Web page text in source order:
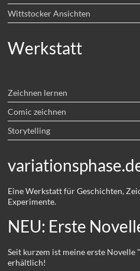
Wittstocker Ansichten
Werkstatt
Zeichnen lernen
Comic zeichnen
Storytelling
Eine Werkstatt für Geschichten,
Experimente.
NEU: Erste
Seit kurzem ist meine erste Novelle
erhältlich!